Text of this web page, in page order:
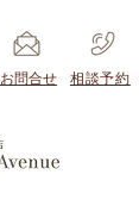
​お問合せ ​相談予約